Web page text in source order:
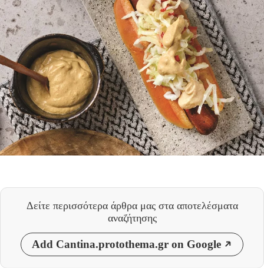
Δείτε περισσότερα άρθρα μας στα αποτελέσματα
αναζήτησης
Add Cantina.protothema.gr on Google